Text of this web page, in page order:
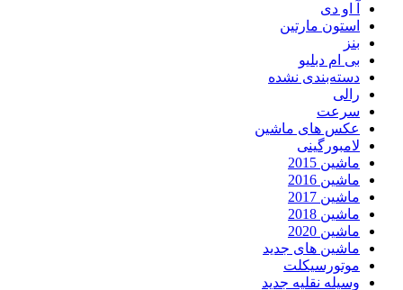
آ او دی
استون مارتین
بنز
بی ام دبلیو
دسته‌بندی نشده
رالی
سرعت
عکس های ماشین
لامبورگینی
ماشین 2015
ماشین 2016
ماشین 2017
ماشین 2018
ماشین 2020
ماشین های جدید
موتورسیکلت
وسیله نقلیه جدید